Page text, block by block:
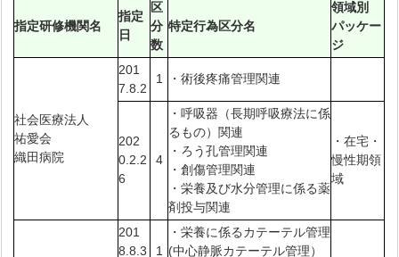
指定研修機関名
指定
日
区
分
数
特定行為区分名
領域別
パッケー
ジ
社会医療法人
祐愛会
織田病院
201
7.8.2
1 ・術後疼痛管理関連
202
0.2.2
6
4
・呼吸器（長期呼吸療法に係
るもの）関連
・ろう孔管理関連
・創傷管理関連
・栄養及び水分管理に係る薬
剤投与関連
・在宅・
慢性期領
域
201
8.8.3
1
・栄養に係るカテーテル管理
(中心静脈カテーテル管理）